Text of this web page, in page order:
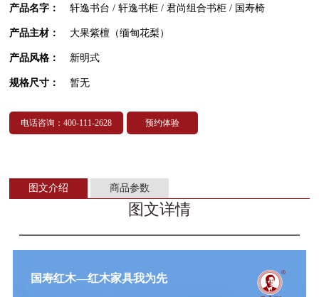
产品名字： 轩逸书台 / 轩逸书柜 / 君尚组合书柜 / 国寿椅
产品主材： 大果紫檀（缅甸花梨）
产品风格： 新明式
规格尺寸： 暂无
电话咨询：400-111-2628 预约体验
图文介绍 商品参数
图文详情
国寿红木—红木家具我为先